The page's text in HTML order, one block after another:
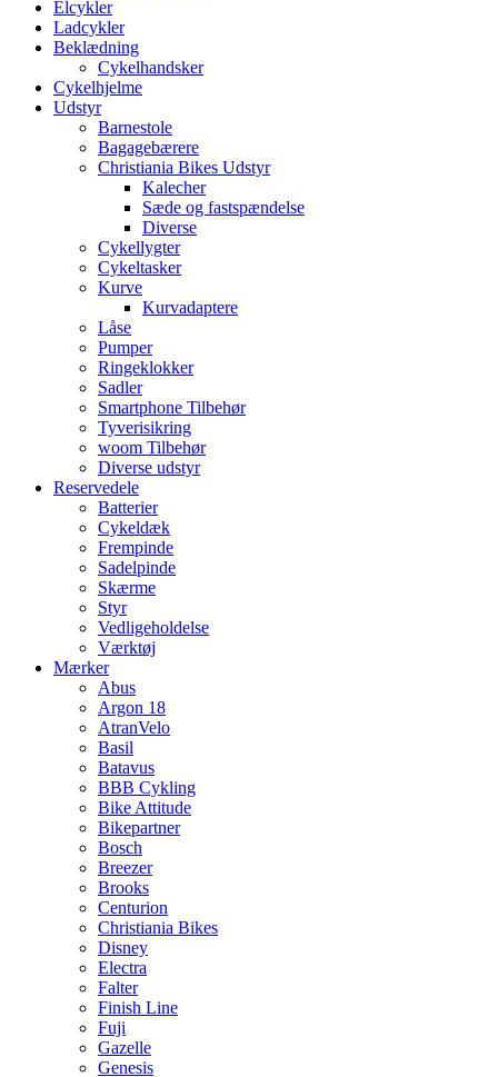
Elcykler
Ladcykler
Beklædning
Cykelhandsker
Cykelhjelme
Udstyr
Barnestole
Bagagebærere
Christiania Bikes Udstyr
Kalecher
Sæde og fastspændelse
Diverse
Cykellygter
Cykeltasker
Kurve
Kurvadaptere
Låse
Pumper
Ringeklokker
Sadler
Smartphone Tilbehør
Tyverisikring
woom Tilbehør
Diverse udstyr
Reservedele
Batterier
Cykeldæk
Frempinde
Sadelpinde
Skærme
Styr
Vedligeholdelse
Værktøj
Mærker
Abus
Argon 18
AtranVelo
Basil
Batavus
BBB Cykling
Bike Attitude
Bikepartner
Bosch
Breezer
Brooks
Centurion
Christiania Bikes
Disney
Electra
Falter
Finish Line
Fuji
Gazelle
Genesis